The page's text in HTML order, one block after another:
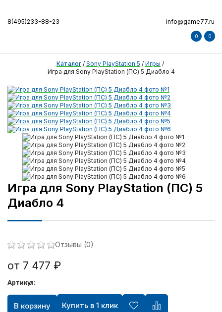
8(495)233-88-23 info@game77.ru
0 0
Каталог / Sony PlayStation 5 / Игры /
Игра для Sony PlayStation (ПС) 5 Диабло 4
Игра для Sony PlayStation (ПС) 5
Диабло 4
Отзывы (0)
от 7 477 ₽
Артикул:
В корзину Купить в 1 клик